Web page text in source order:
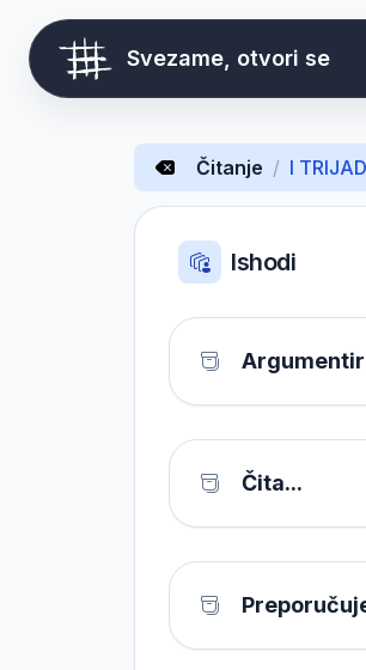
Svezame, otvori se
Čitanje / I
Ishodi
Čita...